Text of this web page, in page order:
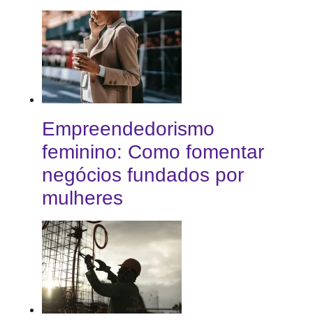
Empreendedorismo
feminino: Como fomentar
negócios fundados por
mulheres